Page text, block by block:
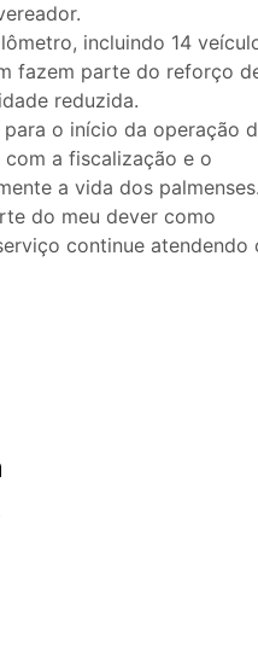
incluindo 14
fazem parte do reforço
reduzida.
o início da operação
a fiscalização e o
a vida dos palmenses.
do meu dever como
continue atendendo